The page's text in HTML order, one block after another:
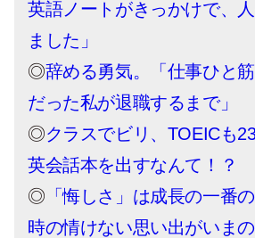
英語ノートがきっかけで、
ました」
◎辞める勇気。「仕事ひと
だった私が退職するまで」
◎クラスでビリ、TOEICも
英会話本を出すなんて！？
◎ 「悔しさ」は成長の一番
時の情けない思い出がいま